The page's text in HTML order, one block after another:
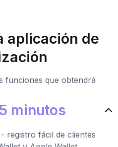
aplicación de
funciones que obtendrá
minutos
registro fácil de clientes